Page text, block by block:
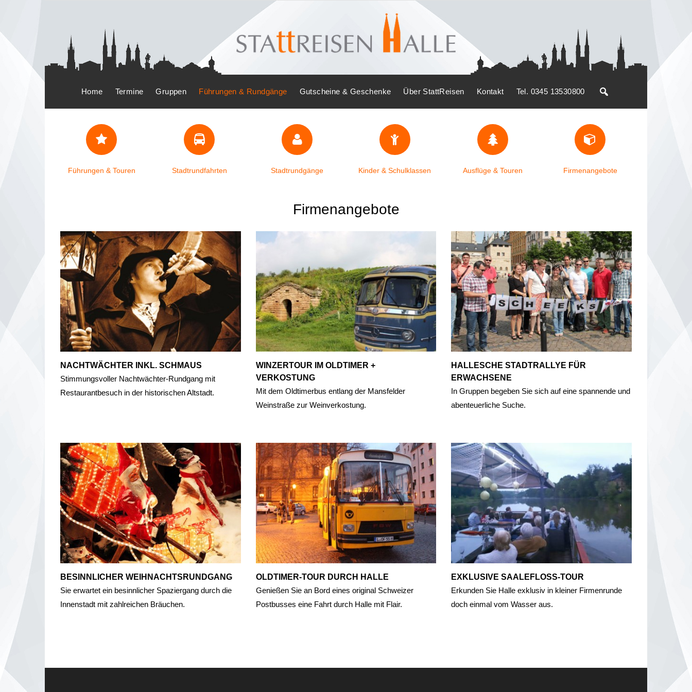
Home Termine Gruppen Führungen & Rundgänge Gutscheine & Geschenke Über StattReisen Kontakt Tel. 0345 13530800
Führungen & Touren Stadtrundfahrten Stadtrundgänge Kinder & Schulklassen Ausflüge & Touren Firmenangebote
Firmenangebote
NACHTWÄCHTER INKL. SCHMAUS
Stimmungsvoller Nachtwächter-Rundgang mit
Restaurantbesuch in der historischen Altstadt.
WINZERTOUR IM OLDTIMER +
VERKOSTUNG
Mit dem Oldtimerbus entlang der Mansfelder
Weinstraße zur Weinverkostung.
HALLESCHE STADTRALLYE FÜR
ERWACHSENE
In Gruppen begeben Sie sich auf eine spannende und
abenteuerliche Suche.
BESINNLICHER WEIHNACHTSRUNDGANG
Sie erwartet ein besinnlicher Spaziergang durch die
Innenstadt mit zahlreichen Bräuchen.
OLDTIMER-TOUR DURCH HALLE
Genießen Sie an Bord eines original Schweizer
Postbusses eine Fahrt durch Halle mit Flair.
EXKLUSIVE SAALEFLOSS-TOUR
Erkunden Sie Halle exklusiv in kleiner Firmenrunde
doch einmal vom Wasser aus.